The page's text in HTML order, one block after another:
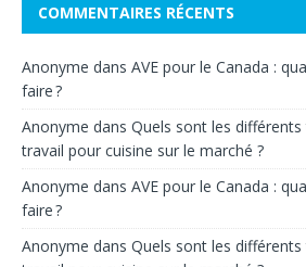
COMMENTAIRES RÉCENTS
Anonyme dans AVE pour le Canada :
faire ?
Anonyme dans Quels sont les
travail pour cuisine sur le marché ?
Anonyme dans AVE pour le Canada :
faire ?
Anonyme dans Quels sont les